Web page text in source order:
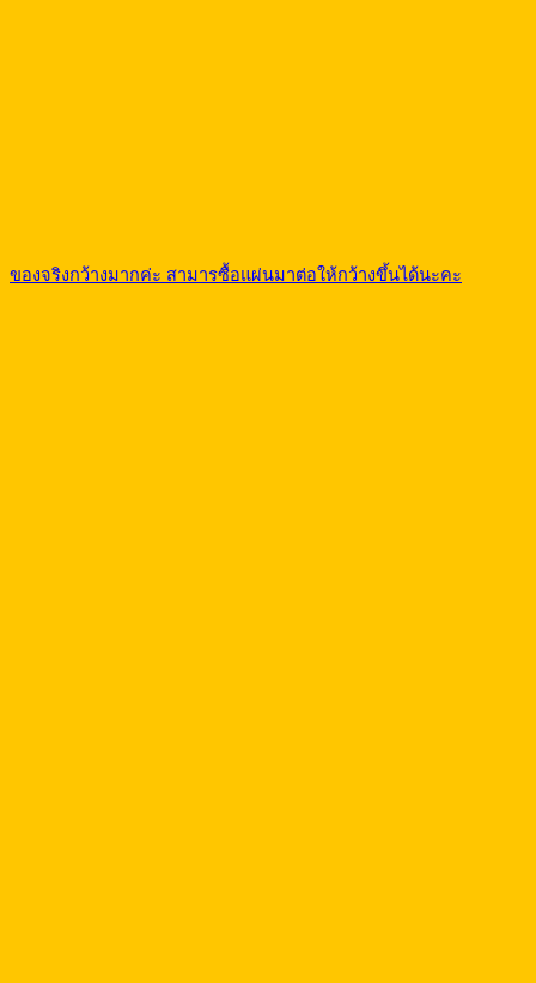
ของจริงกว้างมากค่ะ สามารซื้อแผ่นมาต่อให้กว้างขึ้นได้นะคะ